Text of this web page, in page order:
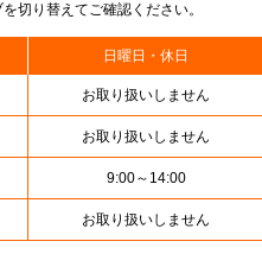
切り替えてご確認ください。
日曜日・休日
お取り扱いしません
お取り扱いしません
9:00～14:00
お取り扱いしません